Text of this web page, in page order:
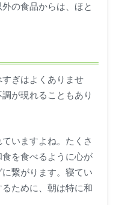
の食品からは、ほと
ぎはよくありませ
が現れることもあり
いますよね。たくさ
を食べるように心が
繋がります。寝てい
ために、朝は特に和